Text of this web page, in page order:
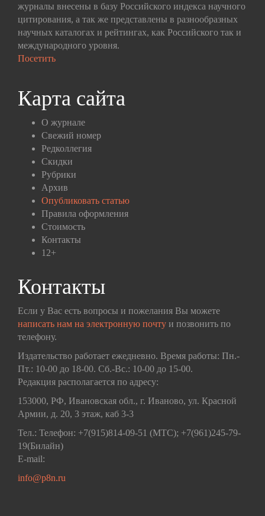
журналы внесены в базу Российского индекса научного
цитирования, а так же представлены в разнообразных
научных каталогах и рейтингах, как Российского так и
международного уровня.
Посетить
Карта сайта
О журнале
Свежий номер
Редколлегия
Скидки
Рубрики
Архив
Опубликовать статью
Правила оформления
Стоимость
Контакты
12+
Контакты
Если у Вас есть вопросы и пожелания Вы можете
написать нам на электронную почту и позвонить по
телефону.
Издательство работает ежедневно. Время работы: Пн.-
Пт.: 10-00 до 18-00. Сб.-Вс.: 10-00 до 15-00.
Редакция располагается по адресу:
153000, РФ, Ивановская обл., г. Иваново, ул. Красной
Армии, д. 20, 3 этаж, каб 3-3
Тел.: Телефон: +7(915)814-09-51 (МТС); +7(961)245-79-
19(Билайн)
E-mail:
info@p8n.ru